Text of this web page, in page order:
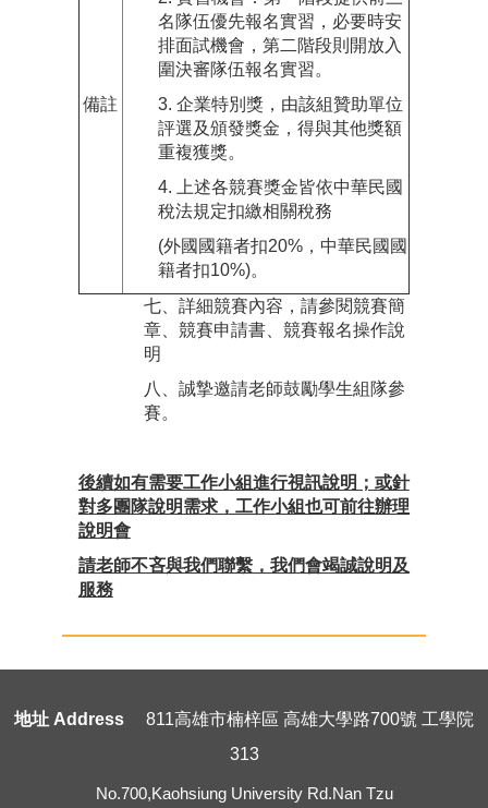
備註
名隊伍優先報名實習，必要時安
排面試機會，第二階段則開放入
圍決審隊伍報名實習。
3. 企業特別獎，由該組贊助單位
評選及頒發獎金，得與其他獎額
重複獲獎。
4. 上述各競賽獎金皆依中華民國
稅法規定扣繳相關稅務
(外國國籍者扣20%，中華民國國
籍者扣10%)。
七、詳細競賽內容，請參閱競賽簡
章、競賽申請書、競賽報名操作說
明
八、誠摯邀請老師鼓勵學生組隊參
賽。
後續如有需要工作小組進行視訊說明；或針
對多團隊說明需求，工作小組也可前往辦理
說明會
請老師不吝與我們聯繫，我們會竭誠說明及
服務
地址 Address 811高雄市楠梓區 高雄大學路700號 工學院
313
No.700,Kaohsiung University Rd.Nan Tzu